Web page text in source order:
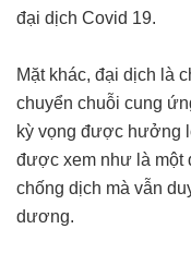
đại dịch Covid 19.
Mặt khác, đại dịch là
chuyển chuỗi cung
kỳ vọng được hưởng
được xem như là một
chống dịch mà vẫn
dương.